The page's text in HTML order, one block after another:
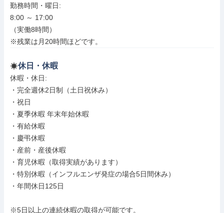
勤務時間・曜日:
8:00 ～ 17:00
（実働8時間）
※残業は月20時間ほどです。
休日・休暇
休暇・休日:
・完全週休2日制（土日祝休み）
・祝日
・夏季休暇 年末年始休暇
・有給休暇
・慶弔休暇
・産前・産後休暇
・育児休暇（取得実績があります）
・特別休暇（インフルエンザ発症の場合5日間休み）
・年間休日125日
※5日以上の連続休暇の取得が可能です。